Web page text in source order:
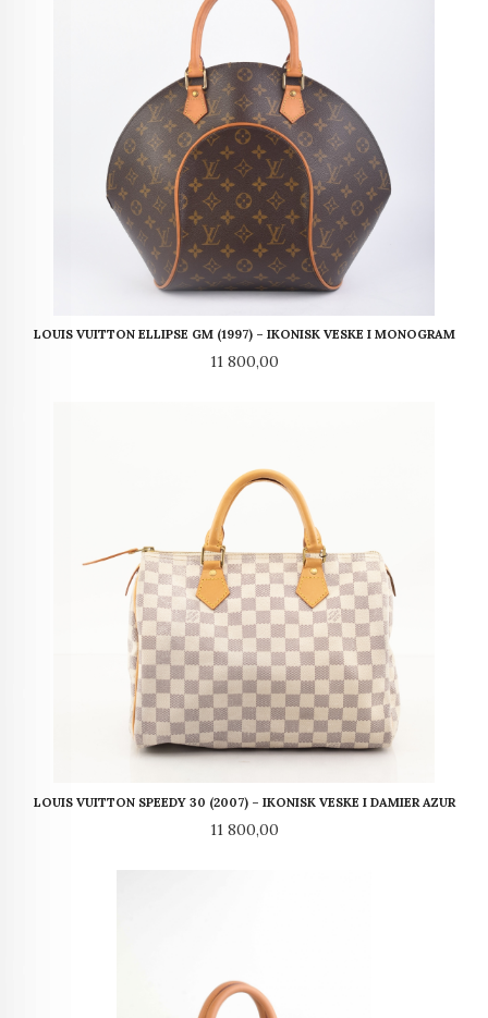
LOUIS VUITTON ELLIPSE GM (1997) – IKONISK VESKE I MONOGRAM
Pris
11 800,00
LOUIS VUITTON SPEEDY 30 (2007) – IKONISK VESKE I DAMIER AZUR
Pris
11 800,00